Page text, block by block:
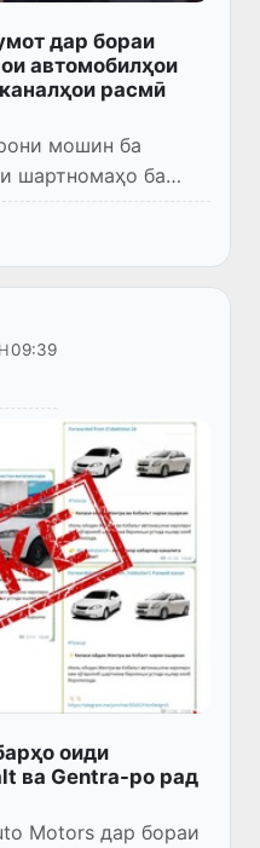
дар бораи
автомобилҳои
расмӣ
мошин ба
шартномаҳо ба
карда, субҳ ба
ки ин боиси
дар...
09:39
оиди
ва Gentra-ро рад
Motors дар бораи